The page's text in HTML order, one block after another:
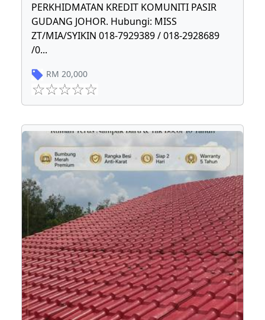
PERKHIDMATAN KREDIT KOMUNITI PASIR
GUDANG JOHOR. Hubungi: MISS
ZT/MIA/SYIKIN 018-7929389 / 018-2928689
/0...
RM 20,000